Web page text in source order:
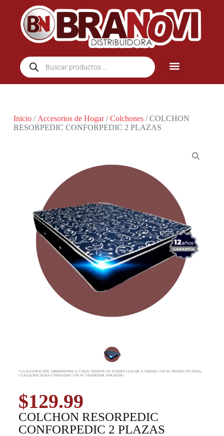
Inicio/ Accesorios de Hogar/Colchones/ COLCHON
RESORPEDIC CONFORPEDIC 2 PLAZAS
*LA ILUSTRACIÓN, DIMENSIONES Y CARACTERISTICAS PUEDEN LLEGAR A VARIAR CON EL PRODUCTO FINAL,
CUALQUIER DUDA CONSULTAR CON SU VENDEDOR ASIGNADO
$129.99
COLCHON RESORPEDIC
CONFORPEDIC 2 PLAZAS